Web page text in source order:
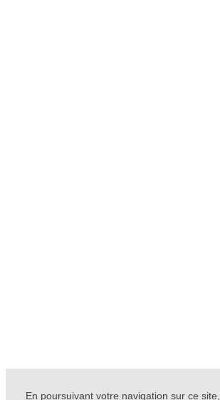
En poursuivant votre navigation sur ce site,